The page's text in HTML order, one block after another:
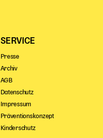
SERVICE
Presse
Archiv
AGB
Datenschutz
Impressum
Präventionskonzept
Kinderschutz